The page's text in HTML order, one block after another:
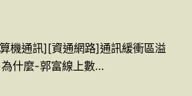
機通訊][資通網路]通訊緩衝區溢
什麼-郭富線上數…